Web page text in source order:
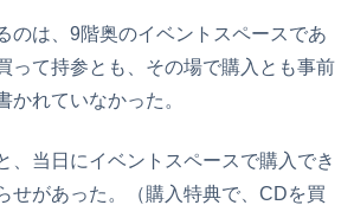
のは、9階奥のイベントスペースであ
って持参とも、その場で購入とも事前
かれていなかった。
、当日にイベントスペースで購入でき
せがあった。（購入特典で、CDを買